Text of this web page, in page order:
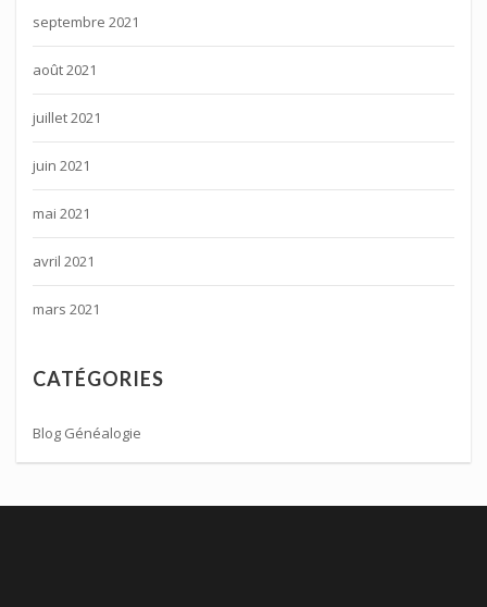
septembre 2021
août 2021
juillet 2021
juin 2021
mai 2021
avril 2021
mars 2021
CATÉGORIES
Blog Généalogie